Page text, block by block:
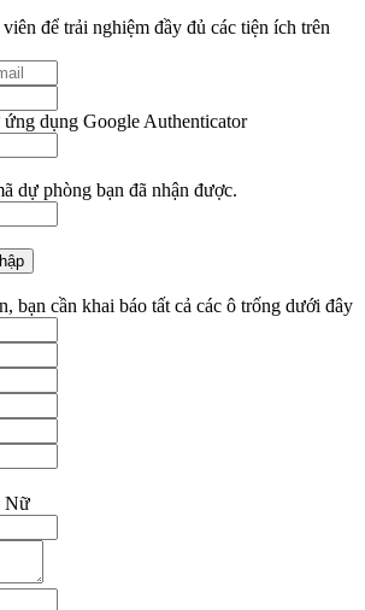
để trải nghiệm đầy đủ các tiện ích trên
dụng Google Authenticator
dự phòng bạn đã nhận được.
bạn cần khai báo tất cả các ô trống dưới đây
Nữ